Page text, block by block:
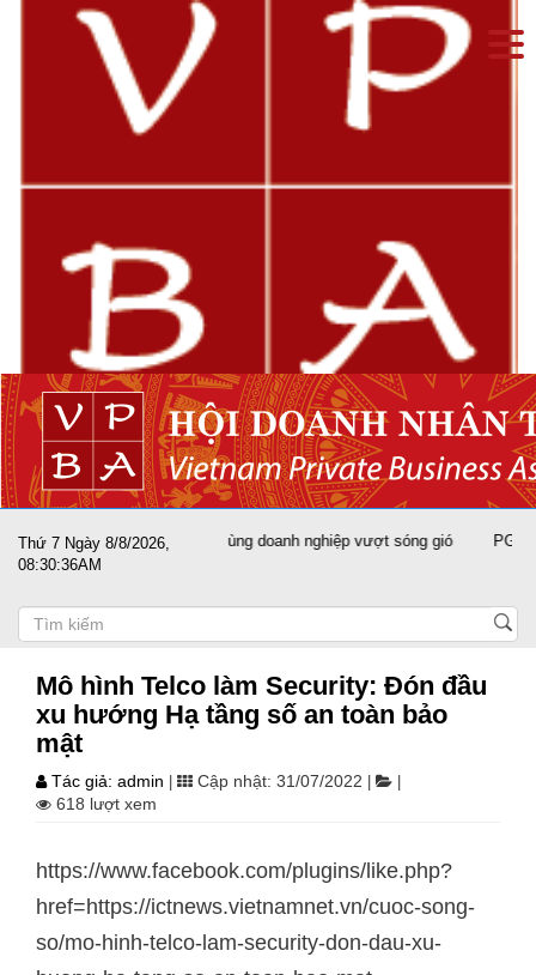
Thứ 7 Ngày 8/8/2026,
08:30:36AM
Đất nước sát cánh cùng doanh nghiệp vượt sóng gió PGS.TS
Mô hình Telco làm Security: Đón đầu
xu hướng Hạ tầng số an toàn bảo
mật
Tác giả: admin Cập nhật: 31/07/2022
618 lượt xem
https://www.facebook.com/plugins/like.php?
href=https://ictnews.vietnamnet.vn/cuoc-song-
so/mo-hinh-telco-lam-security-don-dau-xu-